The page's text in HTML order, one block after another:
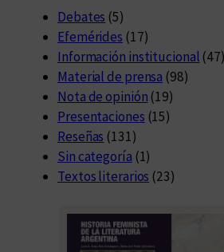
Debates (5)
Efemérides (17)
Información institucional (47)
Material de prensa (98)
Nota de opinión (19)
Presentaciones (15)
Reseñas (131)
Sin categoría (1)
Textos literarios (23)